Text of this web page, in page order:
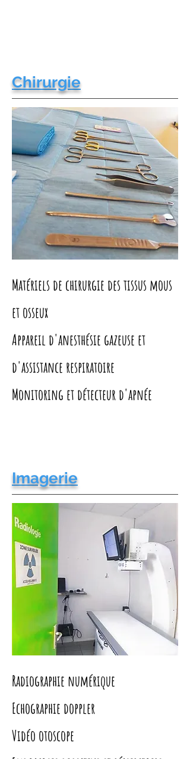
Chirurgie
Matériels de chirurgie des tissus mous
et osseux
Appareil d'anesthésie gazeuse et
d'assistance respiratoire
Monitoring et détecteur d'apnée
Imagerie
Radiographie numérique
Echographie doppler
Vidéo otoscope